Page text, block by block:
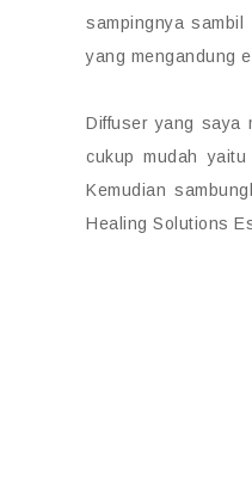
sampingnya
yang mengandung
Diffuser yang saya
cukup mudah
Kemudian
Healing Solutions